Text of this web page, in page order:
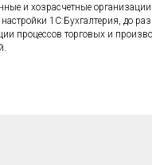
и хозрасчетные
1С:Бухгалтерия, до
процессов торговых и